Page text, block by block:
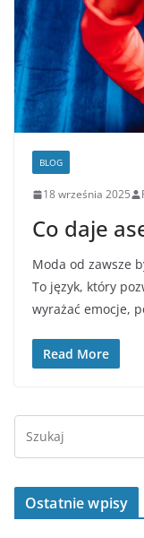
BLOG
18 września 2025
Co daje
Moda od zawsze
To język, który
wyrażać emocje,
Read More
Ostatnie wpisy